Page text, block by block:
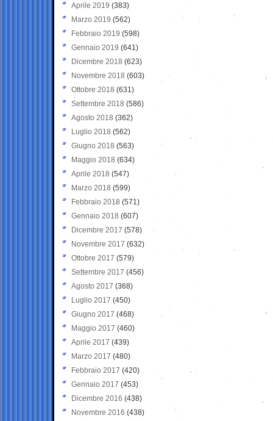
Aprile 2019 (383)
Marzo 2019 (562)
Febbraio 2019 (598)
Gennaio 2019 (641)
Dicembre 2018 (623)
Novembre 2018 (603)
Ottobre 2018 (631)
Settembre 2018 (586)
Agosto 2018 (362)
Luglio 2018 (562)
Giugno 2018 (563)
Maggio 2018 (634)
Aprile 2018 (547)
Marzo 2018 (599)
Febbraio 2018 (571)
Gennaio 2018 (607)
Dicembre 2017 (578)
Novembre 2017 (632)
Ottobre 2017 (579)
Settembre 2017 (456)
Agosto 2017 (368)
Luglio 2017 (450)
Giugno 2017 (468)
Maggio 2017 (460)
Aprile 2017 (439)
Marzo 2017 (480)
Febbraio 2017 (420)
Gennaio 2017 (453)
Dicembre 2016 (438)
Novembre 2016 (438)